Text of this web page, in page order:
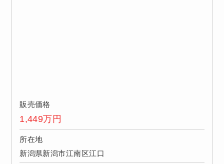
販売価格
1,449万円
所在地
新潟県新潟市江南区江口